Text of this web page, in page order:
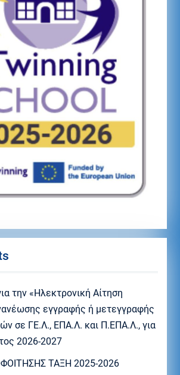
την «Ηλεκτρονική Αίτηση
εγγραφής ή μετεγγραφής
σε ΓΕ.Λ., ΕΠΑ.Λ. και Π.ΕΠΑ.Λ., για
2026-2027
ΤΑΞΗ 2025-2026